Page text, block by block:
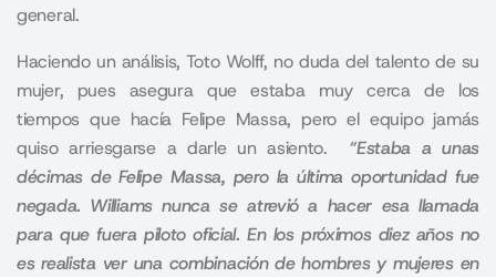
general.
Haciendo un análisis, Toto Wolff, no duda del talento de su
mujer, pues asegura que estaba muy cerca de los
tiempos que hacía Felipe Massa, pero el equipo jamás
quiso arriesgarse a darle un asiento. “Estaba a unas
décimas de Felipe Massa, pero la última oportunidad fue
negada. Williams nunca se atrevió a hacer esa llamada
para que fuera piloto oficial. En los próximos diez años no
es realista ver una combinación de hombres y mujeres en